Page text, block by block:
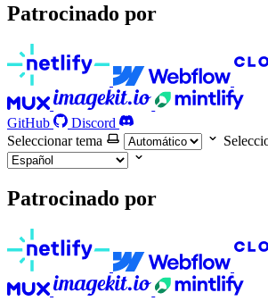
Patrocinado por
GitHub
Discord
Seleccionar tema
Patrocinado por